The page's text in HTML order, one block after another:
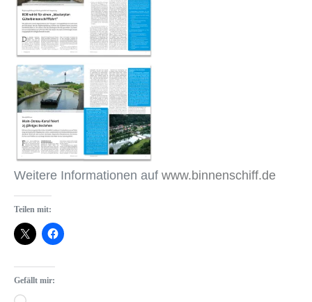
Weitere Informationen auf www.binnenschiff.de
Teilen mit:
Gefällt mir: